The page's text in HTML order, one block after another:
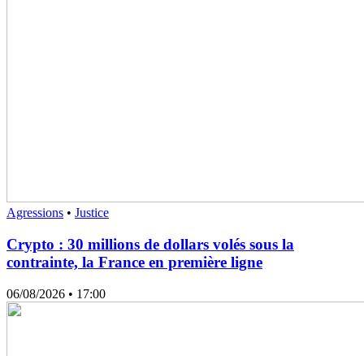
Agressions • Justice
Crypto : 30 millions de dollars volés sous la
contrainte, la France en première ligne
06/08/2026 • 17:00